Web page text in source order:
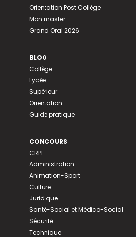
Orientation Post Collège
Mon master
Grand Oral 2026
BLOG
Collège
Lycée
Supérieur
Orientation
Guide pratique
CONCOURS
CRPE
Administration
Animation-Sport
Culture
Juridique
Santé-Social et Médico-Social
Sécurité
Technique